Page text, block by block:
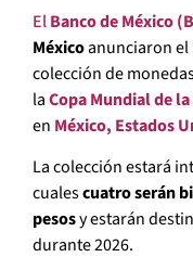
ElBanco de México
Méxicoanunciaron el
colección de
laCopa Mundial de la
en México, Estados
La colección estará
cualescuatro serán
pesosy estarán
durante 2026.